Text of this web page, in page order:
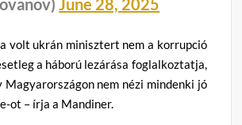
June 28, 2025
volt ukrán minisztert nem a korrupció
a háború lezárása foglalkoztatja,
Magyarországon nem nézi mindenki jó
ot – írja a Mandiner.